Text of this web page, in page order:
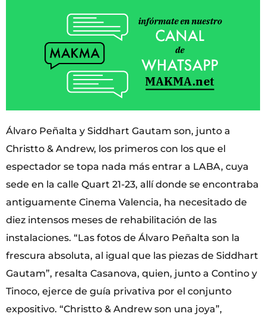
Álvaro Peñalta y Siddhart Gautam son, junto a
Christto & Andrew, los primeros con los que el
espectador se topa nada más entrar a LABA, cuya
sede en la calle Quart 21-23, allí donde se encontraba
antiguamente Cinema Valencia, ha necesitado de
diez intensos meses de rehabilitación de las
instalaciones. “Las fotos de Álvaro Peñalta son la
frescura absoluta, al igual que las piezas de Siddhart
Gautam”, resalta Casanova, quien, junto a Contino y
Tinoco, ejerce de guía privativa por el conjunto
expositivo. “Christto & Andrew son una joya”,